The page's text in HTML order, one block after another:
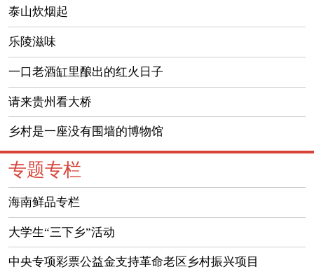
泰山炊烟起
乐陵滋味
一口老酒缸里酿出的红火日子
请来贵州看大桥
乡村是一座没有围墙的博物馆
专题专栏
海南鲜品专栏
大学生“三下乡”活动
中央专项彩票公益金支持革命老区乡村振兴项目